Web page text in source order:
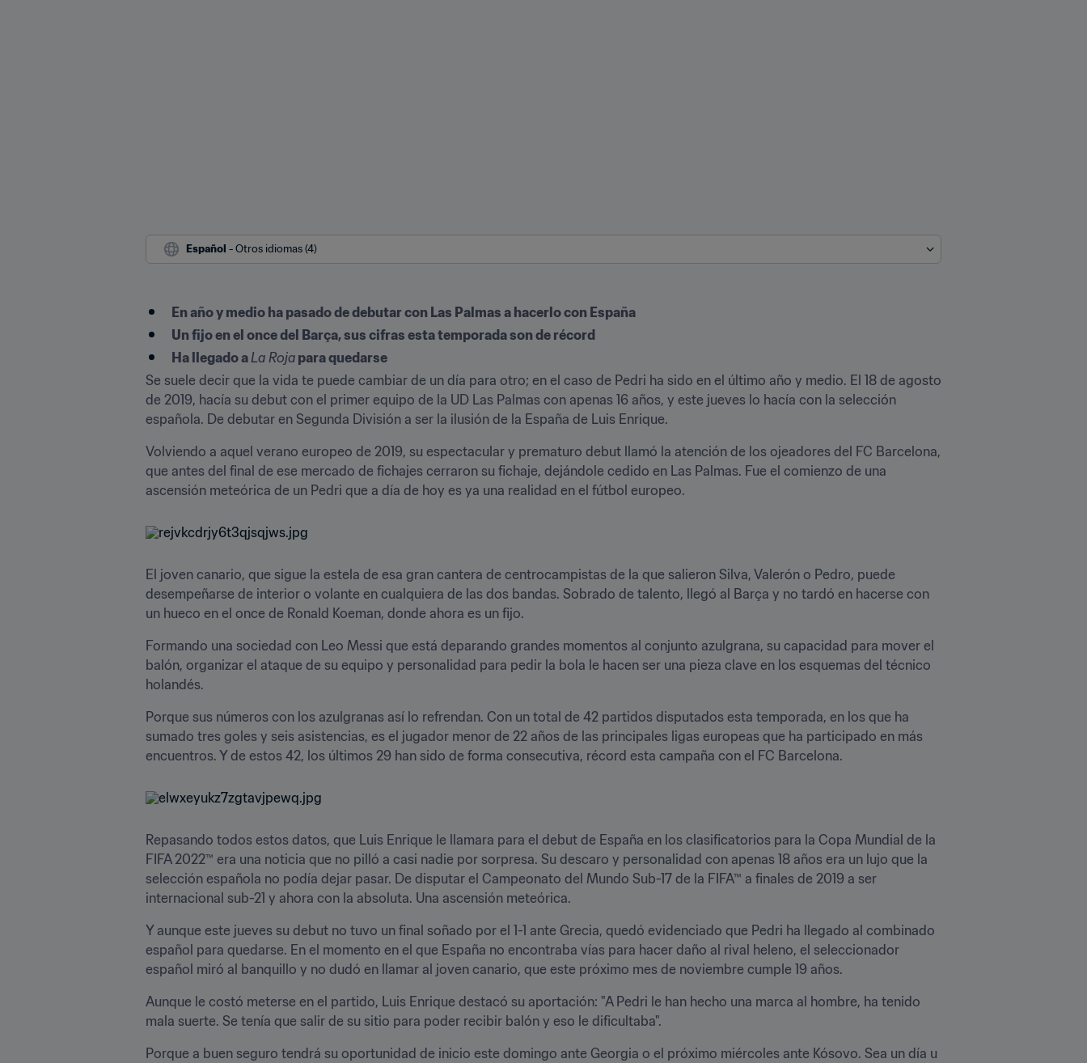
Español - Otros idiomas (4)
En año y medio ha pasado de debutar con Las Palmas a hacerlo con España
Un fijo en el once del Barça, sus cifras esta temporada son de récord
Ha llegado a La Roja para quedarse
Se suele decir que la vida te puede cambiar de un día para otro; en el caso de Pedri ha sido en el último año y medio. El 18 de agosto
de 2019, hacía su debut con el primer equipo de la UD Las Palmas con apenas 16 años, y este jueves lo hacía con la selección
española. De debutar en Segunda División a ser la ilusión de la España de Luis Enrique.
Volviendo a aquel verano europeo de 2019, su espectacular y prematuro debut llamó la atención de los ojeadores del FC Barcelona,
que antes del final de ese mercado de fichajes cerraron su fichaje, dejándole cedido en Las Palmas. Fue el comienzo de una
ascensión meteórica de un Pedri que a día de hoy es ya una realidad en el fútbol europeo.
El joven canario, que sigue la estela de esa gran cantera de centrocampistas de la que salieron Silva, Valerón o Pedro, puede
desempeñarse de interior o volante en cualquiera de las dos bandas. Sobrado de talento, llegó al Barça y no tardó en hacerse con
un hueco en el once de Ronald Koeman, donde ahora es un fijo.
Formando una sociedad con Leo Messi que está deparando grandes momentos al conjunto azulgrana, su capacidad para mover el
balón, organizar el ataque de su equipo y personalidad para pedir la bola le hacen ser una pieza clave en los esquemas del técnico
holandés.
Porque sus números con los azulgranas así lo refrendan. Con un total de 42 partidos disputados esta temporada, en los que ha
sumado tres goles y seis asistencias, es el jugador menor de 22 años de las principales ligas europeas que ha participado en más
encuentros. Y de estos 42, los últimos 29 han sido de forma consecutiva, récord esta campaña con el FC Barcelona.
Repasando todos estos datos, que Luis Enrique le llamara para el debut de España en los clasificatorios para la Copa Mundial de la
FIFA 2022™ era una noticia que no pilló a casi nadie por sorpresa. Su descaro y personalidad con apenas 18 años era un lujo que la
selección española no podía dejar pasar. De disputar el Campeonato del Mundo Sub-17 de la FIFA™ a finales de 2019 a ser
internacional sub-21 y ahora con la absoluta. Una ascensión meteórica.
Y aunque este jueves su debut no tuvo un final soñado por el 1-1 ante Grecia, quedó evidenciado que Pedri ha llegado al combinado
español para quedarse. En el momento en el que España no encontraba vías para hacer daño al rival heleno, el seleccionador
español miró al banquillo y no dudó en llamar al joven canario, que este próximo mes de noviembre cumple 19 años.
Aunque le costó meterse en el partido, Luis Enrique destacó su aportación: "A Pedri le han hecho una marca al hombre, ha tenido
mala suerte. Se tenía que salir de su sitio para poder recibir balón y eso le dificultaba".
Porque a buen seguro tendrá su oportunidad de inicio este domingo ante Georgia o el próximo miércoles ante Kósovo. Sea un día u